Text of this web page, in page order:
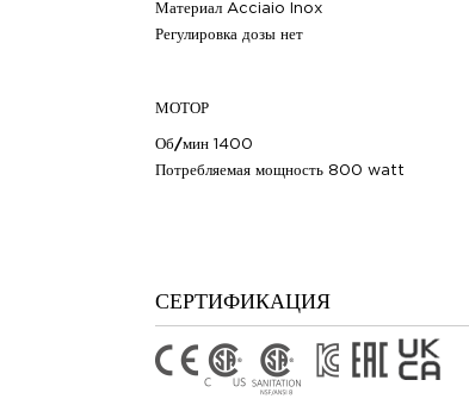
Материал Acciaio Inox
Регулировка дозы нет
МОТОР
Об/мин 1400
Потребляемая мощность 800 watt
СЕРТИФИКАЦИЯ